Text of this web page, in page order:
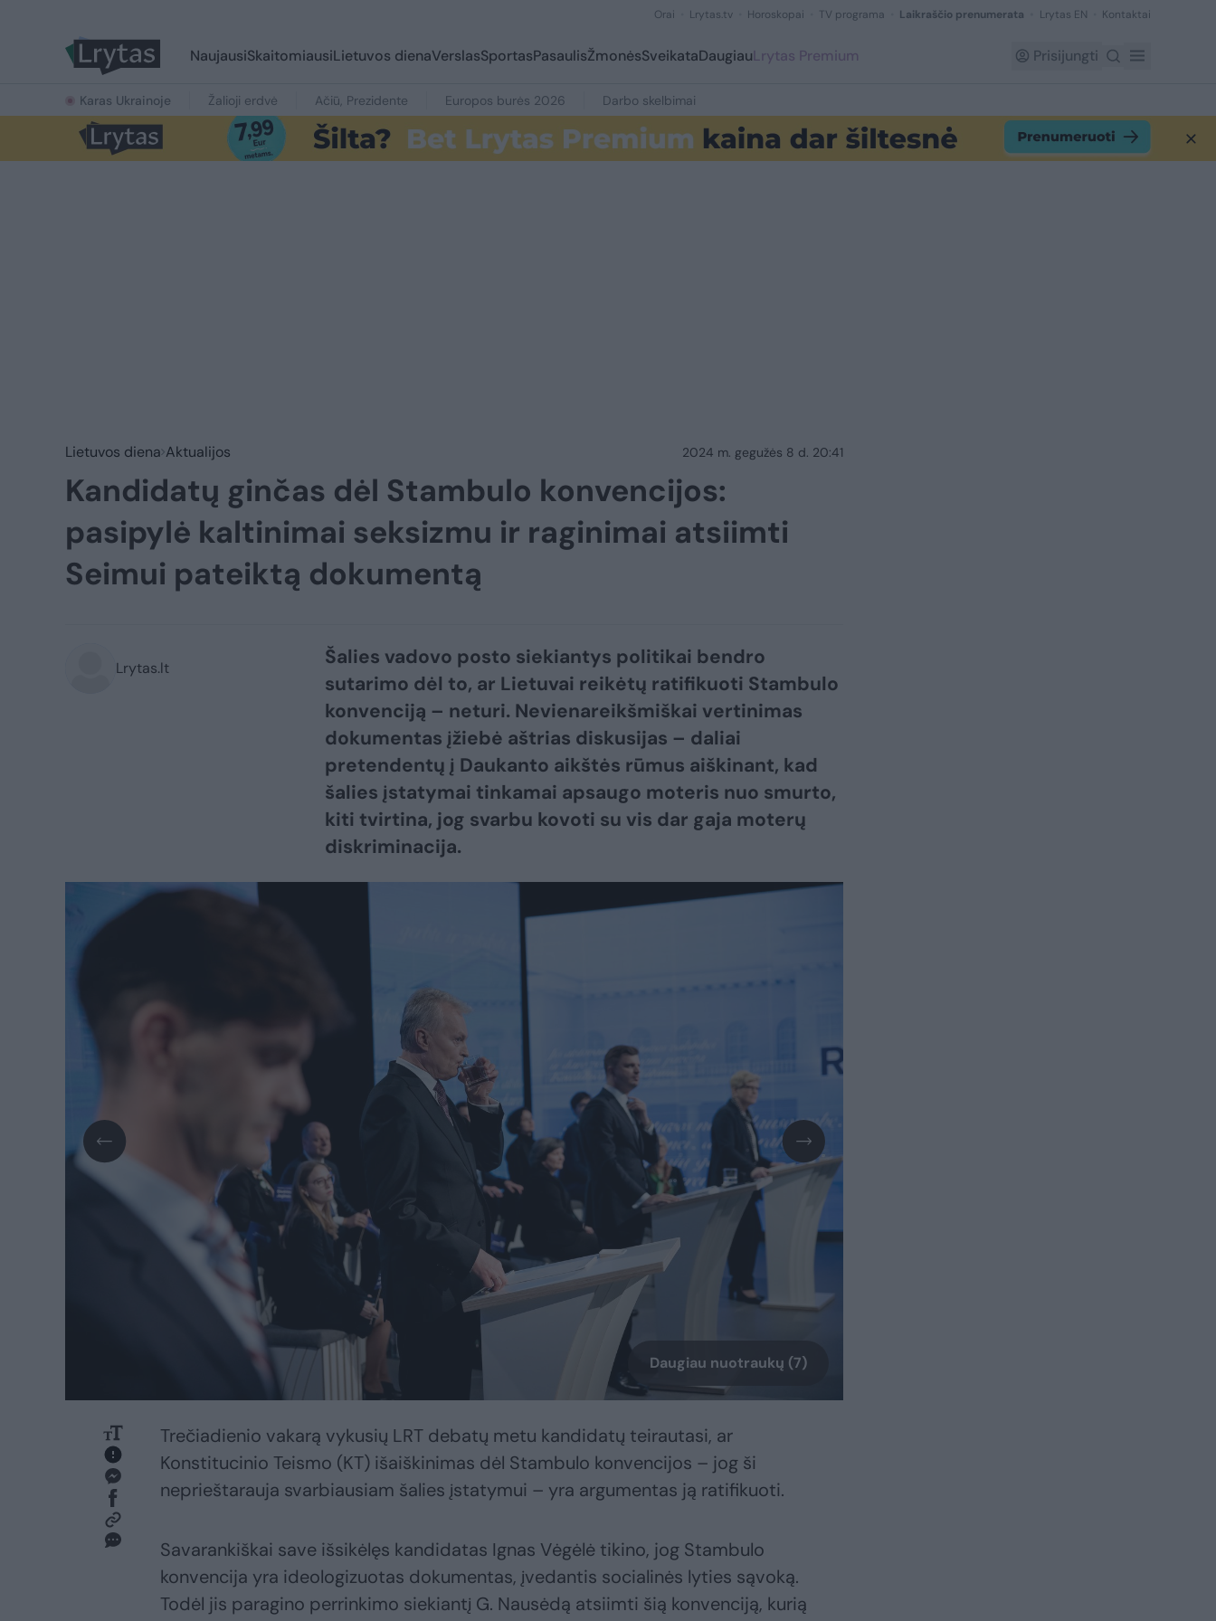
Orai Lrytas.tv Horoskopai TV programa Laikraščio prenumerata Lrytas EN Kontaktai
NaujausiSkaitomiausiLietuvos dienaVerslasSportasPasaulisŽmonėsSveikataDaugiauLrytas Premium Prisijungti
Karas Ukrainoje Žalioji erdvė Ačiū, Prezidente Europos burės 2026 Darbo skelbimai
Lietuvos diena Aktualijos 2024 m. gegužės 8 d. 20:41
Kandidatų ginčas dėl Stambulo konvencijos:
pasipylė kaltinimai seksizmu ir raginimai atsiimti
Seimui pateiktą dokumentą
Lrytas.lt
Šalies vadovo posto siekiantys politikai bendro
sutarimo dėl to, ar Lietuvai reikėtų ratifikuoti Stambulo
konvenciją – neturi. Nevienareikšmiškai vertinimas
dokumentas įžiebė aštrias diskusijas – daliai
pretendentų į Daukanto aikštės rūmus aiškinant, kad
šalies įstatymai tinkamai apsaugo moteris nuo smurto,
kiti tvirtina, jog svarbu kovoti su vis dar gaja moterų
diskriminacija.
Daugiau nuotraukų (7)
Trečiadienio vakarą vykusių LRT debatų metu kandidatų teirautasi, ar
Konstitucinio Teismo (KT) išaiškinimas dėl Stambulo konvencijos – jog ši
neprieštarauja svarbiausiam šalies įstatymui – yra argumentas ją ratifikuoti.
Savarankiškai save išsikėlęs kandidatas Ignas Vėgėlė tikino, jog Stambulo
konvencija yra ideologizuotas dokumentas, įvedantis socialinės lyties sąvoką.
Todėl jis paragino perrinkimo siekiantį G. Nausėdą atsiimti šią konvenciją, kurią